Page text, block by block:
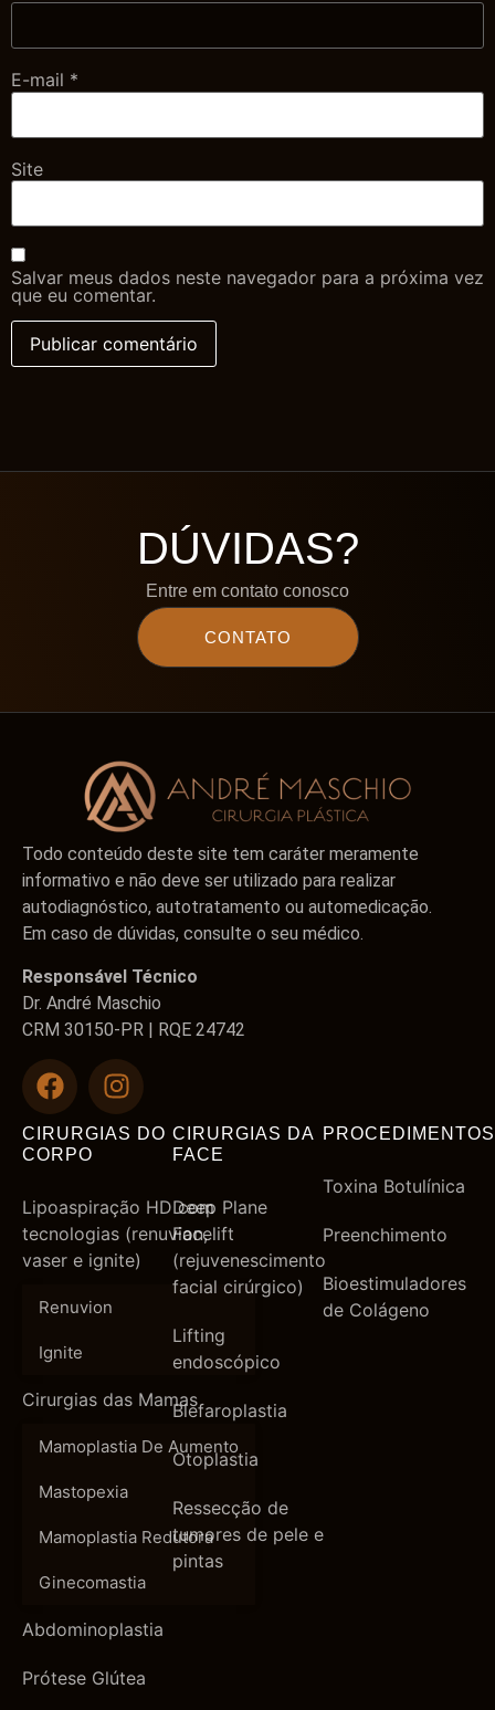
E-mail *
Site
Salvar meus dados neste navegador para a próxima vez
que eu comentar.
DÚVIDAS?
Entre em contato conosco
CONTATO
Todo conteúdo deste site tem caráter meramente
informativo e não deve ser utilizado para realizar
autodiagnóstico, autotratamento ou automedicação.
Em caso de dúvidas, consulte o seu médico.
Responsável Técnico
Dr. André Maschio
CRM 30150-PR | RQE 24742
CIRURGIAS DO
CORPO
Lipoaspiração HD com
tecnologias (renuvion,
vaser e ignite)
Renuvion
Ignite
Cirurgias das Mamas
Mamoplastia De Aumento
Mastopexia
Mamoplastia Redutora
Ginecomastia
Abdominoplastia
Prótese Glútea
CIRURGIAS DA
FACE
Deep Plane
Facelift
(rejuvenescimento
facial cirúrgico)
Lifting
endoscópico
Blefaroplastia
Otoplastia
Ressecção de
tumores de pele e
pintas
PROCEDIMENTOS
Toxina Botulínica
Preenchimento
Bioestimuladores
de Colágeno